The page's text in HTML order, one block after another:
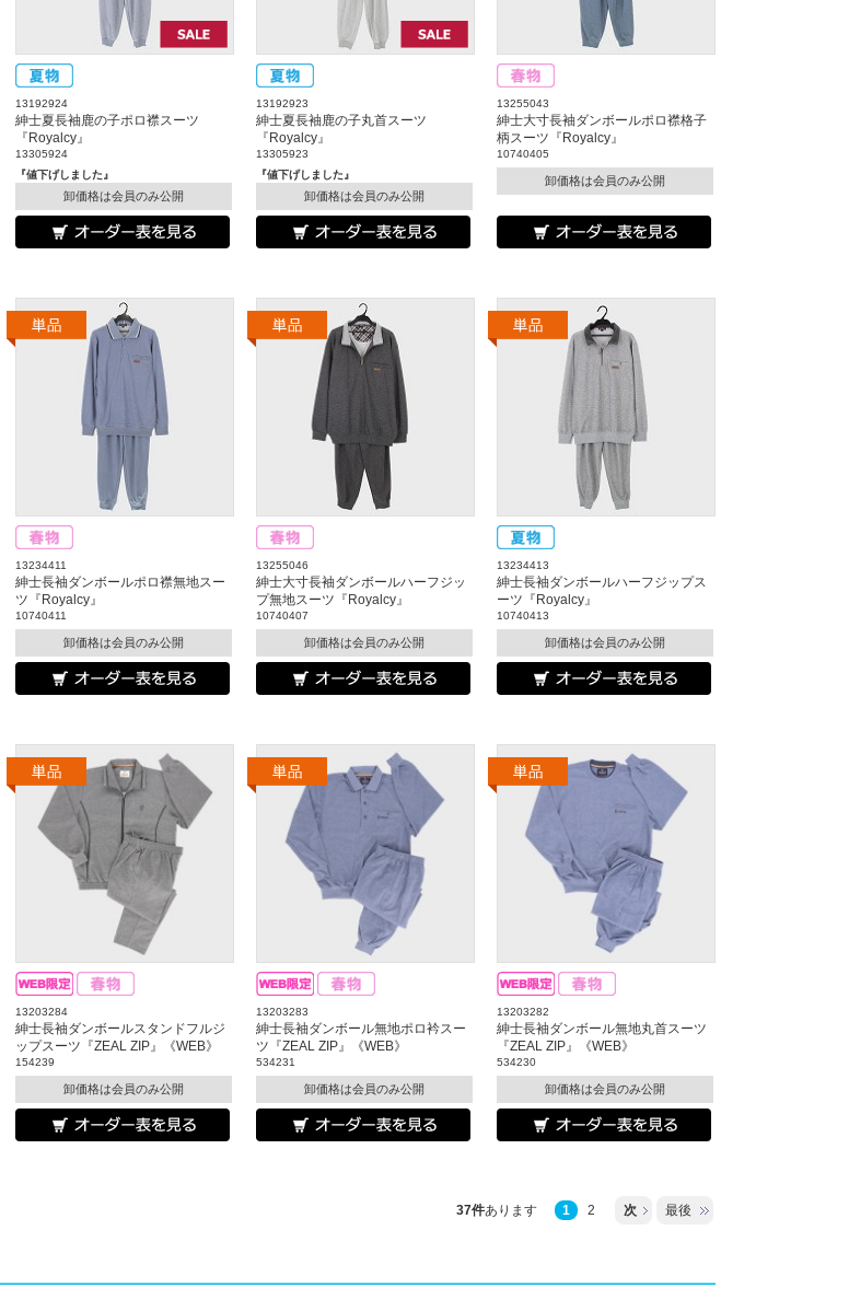
13192924
紳士夏長袖鹿の子ポロ襟スーツ
『Royalcy』
13305924
『値下げしました』
卸価格は会員のみ公開
13192923
紳士夏長袖鹿の子丸首スーツ
『Royalcy』
13305923
『値下げしました』
卸価格は会員のみ公開
13255043
紳士大寸長袖ダンボールポロ襟格子
柄スーツ『Royalcy』
10740405
卸価格は会員のみ公開
13234411
紳士長袖ダンボールポロ襟無地スー
ツ『Royalcy』
10740411
卸価格は会員のみ公開
13255046
紳士大寸長袖ダンボールハーフジッ
プ無地スーツ『Royalcy』
10740407
卸価格は会員のみ公開
13234413
紳士長袖ダンボールハーフジップス
ーツ『Royalcy』
10740413
卸価格は会員のみ公開
13203284
紳士長袖ダンボールスタンドフルジ
ップスーツ『ZEAL ZIP』《WEB》
154239
卸価格は会員のみ公開
13203283
紳士長袖ダンボール無地ポロ衿スー
ツ『ZEAL ZIP』《WEB》
534231
卸価格は会員のみ公開
13203282
紳士長袖ダンボール無地丸首スーツ
『ZEAL ZIP』《WEB》
534230
卸価格は会員のみ公開
37件あります 1 2 次 最後